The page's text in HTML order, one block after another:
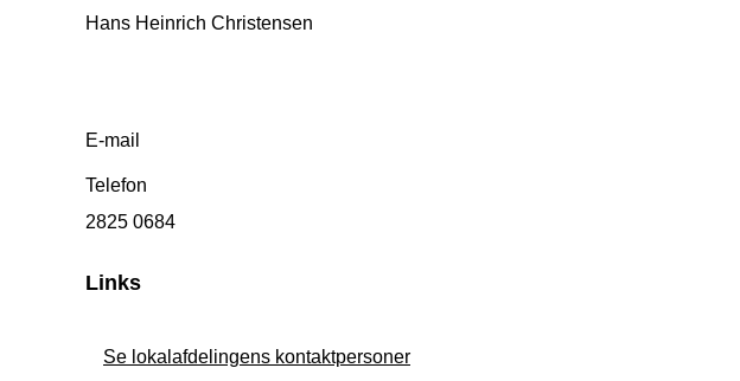
Hans Heinrich Christensen
E-mail
Telefon
2825 0684
Links
Se lokalafdelingens kontaktpersoner